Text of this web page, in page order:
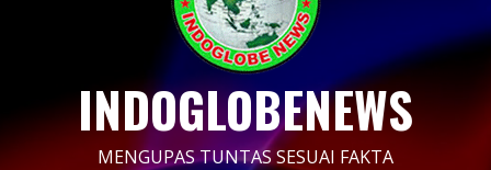
INDOGLOBENEWS
MENGUPAS TUNTAS SESUAI FAKTA